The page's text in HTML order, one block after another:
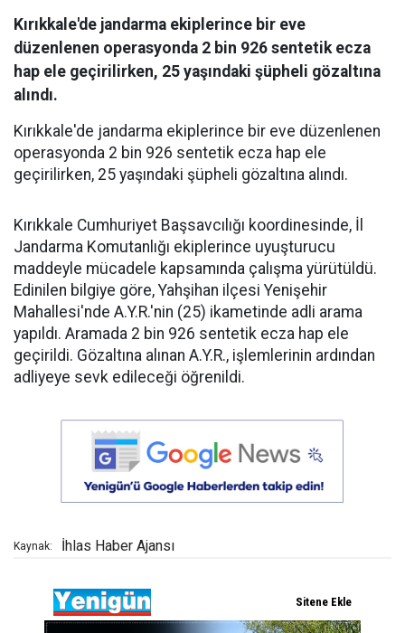
Kırıkkale'de jandarma ekiplerince bir eve
düzenlenen operasyonda 2 bin 926 sentetik ecza
hap ele geçirilirken, 25 yaşındaki şüpheli gözaltına
alındı.
Kırıkkale'de jandarma ekiplerince bir eve düzenlenen
operasyonda 2 bin 926 sentetik ecza hap ele
geçirilirken, 25 yaşındaki şüpheli gözaltına alındı.
Kırıkkale Cumhuriyet Başsavcılığı koordinesinde, İl
Jandarma Komutanlığı ekiplerince uyuşturucu
maddeyle mücadele kapsamında çalışma yürütüldü.
Edinilen bilgiye göre, Yahşihan ilçesi Yenişehir
Mahallesi'nde A.Y.R.'nin (25) ikametinde adli arama
yapıldı. Aramada 2 bin 926 sentetik ecza hap ele
geçirildi. Gözaltına alınan A.Y.R., işlemlerinin ardından
adliyeye sevk edileceği öğrenildi.
Kaynak: İhlas Haber Ajansı